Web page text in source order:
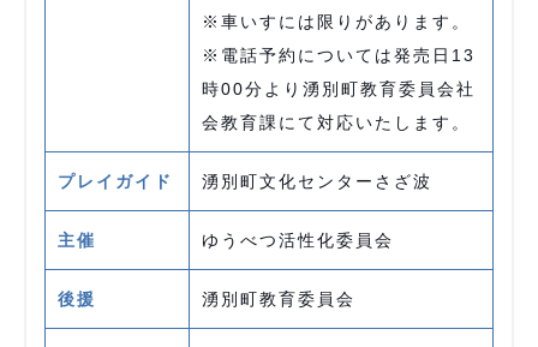
※車いすには限りがあります。
※電話予約については発売日13
時00分より湧別町教育委員会社
会教育課にて対応いたします。
プレイガイド 湧別町文化センターさざ波
主催 ゆうべつ活性化委員会
後援 湧別町教育委員会